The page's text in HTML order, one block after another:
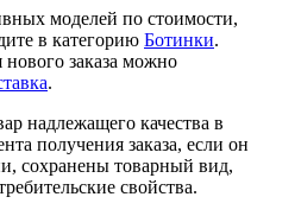
моделей по стоимости,
в категорию Ботинки.
заказа можно
.
надлежащего качества в
получения заказа, если он
сохранены товарный вид,
свойства.